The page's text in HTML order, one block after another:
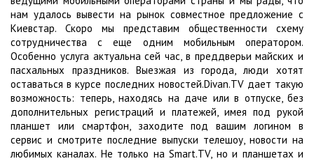
нам удалось вывести на рынок совместное предложение с
Киевстар. Скоро мы представим общественности схему
сотрудничества с еще одним мобильным оператором.
Особенно услуга актуальна сей час, в преддверьи майских и
пасхальных праздников. Выезжая из города, люди хотят
оставаться в курсе последних новостей.Divan.TV дает такую
возможность: теперь, находясь на даче или в отпуске, без
дополнительных регистраций и платежей, имея под рукой
планшет или смартфон, заходите под вашим логином в
сервис и смотрите последние выпуски телешоу, новости на
любимых каналах. Не только на Smart.TV, но и планшетах и